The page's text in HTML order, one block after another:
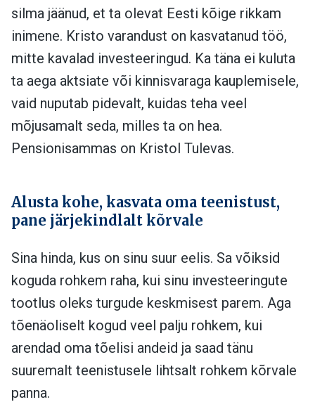
silma jäänud, et ta olevat Eesti kõige rikkam
inimene. Kristo varandust on kasvatanud töö,
mitte kavalad investeeringud. Ka täna ei kuluta
ta aega aktsiate või kinnisvaraga kauplemisele,
vaid nuputab pidevalt, kuidas teha veel
mõjusamalt seda, milles ta on hea.
Pensionisammas on Kristol Tulevas.
Alusta kohe, kasvata oma teenistust,
pane järjekindlalt kõrvale
Sina hinda, kus on sinu suur eelis. Sa võiksid
koguda rohkem raha, kui sinu investeeringute
tootlus oleks turgude keskmisest parem. Aga
tõenäoliselt kogud veel palju rohkem, kui
arendad oma tõelisi andeid ja saad tänu
suuremalt teenistusele lihtsalt rohkem kõrvale
panna.